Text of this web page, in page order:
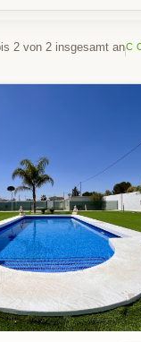
2 von 2 insgesamt an